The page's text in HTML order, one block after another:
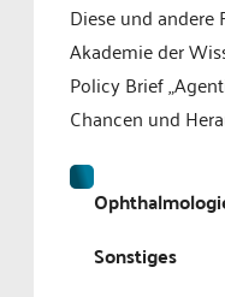
Diese und andere
Akademie der
Policy Brief
Chancen und
Sonstiges